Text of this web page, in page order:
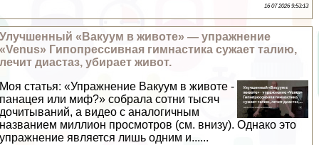
16 07 2026 9:53:13
Улучшенный «Вакуум в животе» — упражнение
«Venus» Гипопрессивная гимнастика сужает талию,
лечит диастаз, убирает живот.
Моя статья: «Упражнение Вакуум в животе -
панацея или миф?» собрала сотни тысяч
дочитываний, а видео с аналогичным
названием миллион просмотров (см. внизу). Однако это
упражнение является лишь одним и......